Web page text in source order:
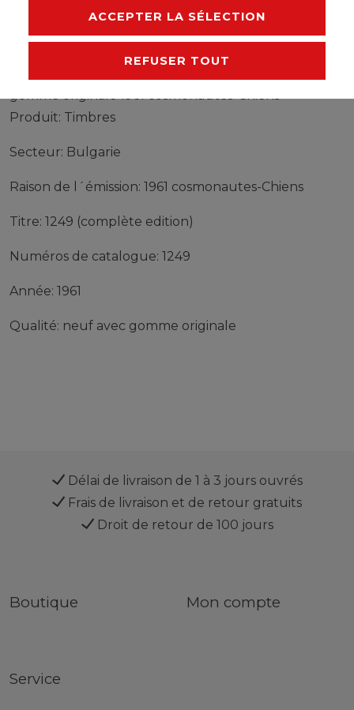
Produit: Timbres
Secteur: Bulgarie
Raison de l´émission: 1961 cosmonautes-Chiens
Titre: 1249 (complète edition)
Numéros de catalogue: 1249
Année: 1961
Qualité: neuf avec gomme originale
Délai de livraison de 1 à 3 jours ouvrés
Frais de livraison et de retour gratuits
Droit de retour de 100 jours
Boutique Mon compte
Service
ACCEPTER LA SÉLECTION
REFUSER TOUT